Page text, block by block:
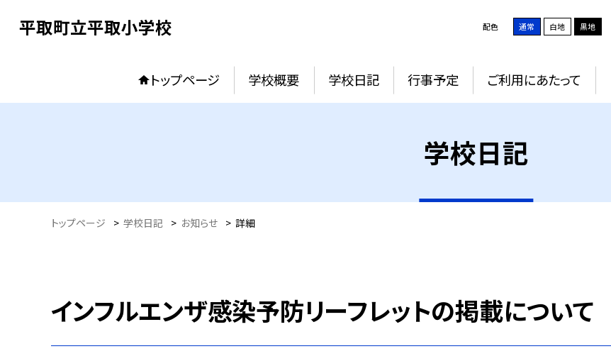
平取町立平取小学校 配色 通常 白地 黒地
トップページ 学校概要 学校日記 行事予定 ご利用にあたって
学校日記
トップページ > 学校日記 > お知らせ > 詳細
インフルエンザ感染予防リーフレットの掲載について